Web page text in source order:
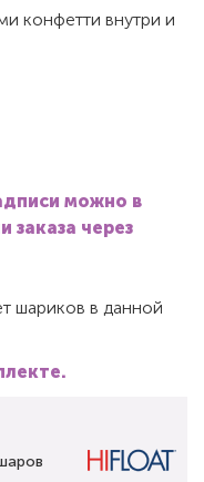
конфетти внутри и
можно в
через
шариков в данной